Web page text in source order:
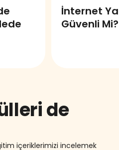
İnternet
Güvenli Mi?
de
içeriklerimizi incelemek